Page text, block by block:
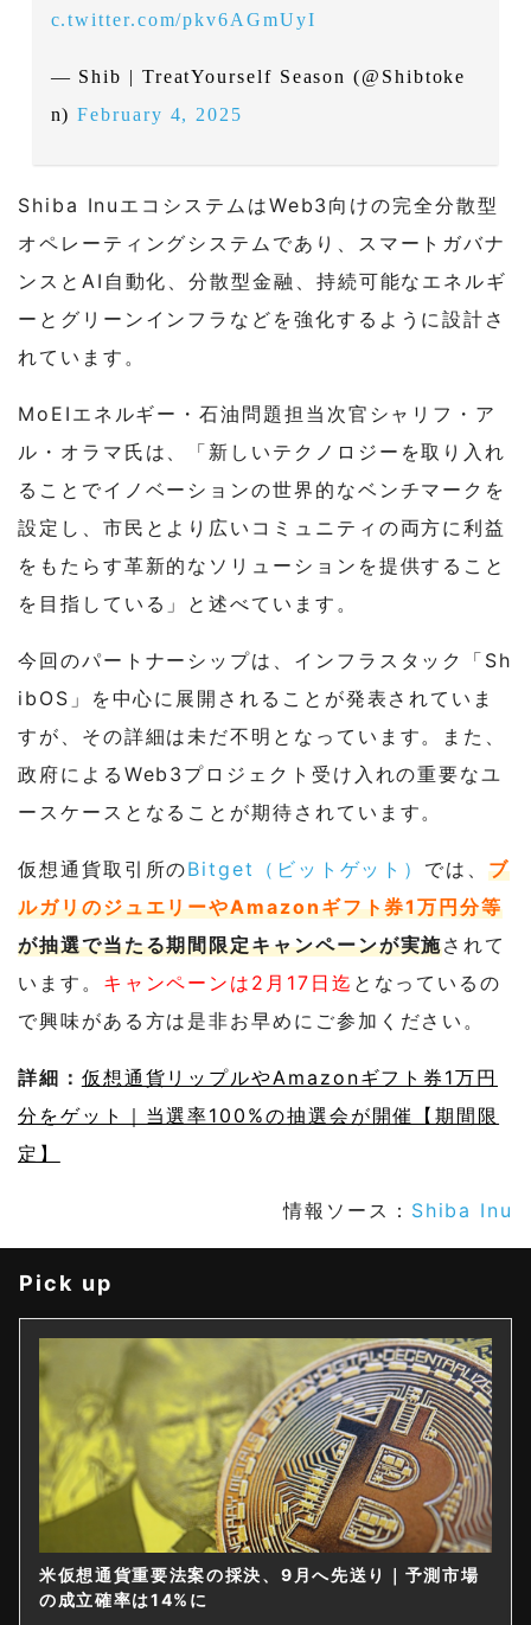
c.twitter.com/pkv6AGmUyI
— Shib | TreatYourself Season (@Shibtoke
n)February 4, 2025
Shiba InuエコシステムはWeb3向けの完全分散型
オペレーティングシステムであり、スマートガバナ
ンスとAI自動化、分散型金融、持続可能なエネルギ
ーとグリーンインフラなどを強化するように設計さ
れています。
MoEIエネルギー・石油問題担当次官シャリフ・ア
ル・オラマ氏は、「新しいテクノロジーを取り入れ
ることでイノベーションの世界的なベンチマークを
設定し、市民とより広いコミュニティの両方に利益
をもたらす革新的なソリューションを提供すること
を目指している」と述べています。
今回のパートナーシップは、インフラスタック「Sh
ibOS」を中心に展開されることが発表されていま
すが、その詳細は未だ不明となっています。また、
政府によるWeb3プロジェクト受け入れの重要なユ
ースケースとなることが期待されています。
仮想通貨取引所のBitget（ビットゲット） では、ブ
ルガリのジュエリーやAmazonギフト券1万円分等
が抽選で当たる期間限定キャンペーンが実施されて
います。 キャンペーンは2月17日迄 となっているの
で興味がある方は是非お早めにご参加ください。
詳細： 仮想通貨リップルやAmazonギフト券1万円
分をゲット｜当選率100%の抽選会が開催【期間限
定】
情報ソース： Shiba Inu
Pick up
米仮想通貨重要法案の採決、9月へ先送り｜予測市場
の成立確率は14%に